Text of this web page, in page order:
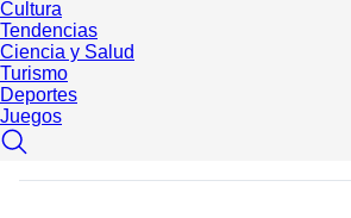
Cultura
Tendencias
Ciencia y Salud
Turismo
Deportes
Juegos